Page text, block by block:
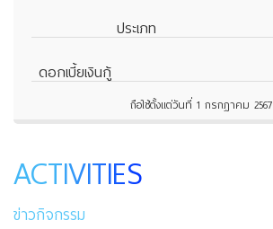
ประเภท
ดอกเบี้ยเงินกู้
ถือใช้ตั้งแต่วันที่ 1 กรกฎาคม 2567
ACTIVITIES
ข่าวกิจกรรม